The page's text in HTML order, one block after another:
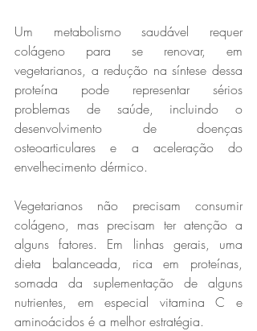
Um metabolismo saudável requer
colágeno para se renovar, em
vegetarianos, a redução na síntese dessa
proteína pode representar sérios
problemas de saúde, incluindo o
desenvolvimento de doenças
osteoarticulares e a aceleração do
envelhecimento dérmico.
Vegetarianos não precisam consumir
colágeno, mas precisam ter atenção a
alguns fatores. Em linhas gerais, uma
dieta balanceada, rica em proteínas,
somada da suplementação de alguns
nutrientes, em especial vitamina C e
aminoácidos é a melhor estratégia.